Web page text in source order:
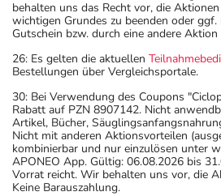
behalten uns das Recht vor, die
wichtigen Grundes zu beenden oder ggf.
Gutschein bzw. durch eine andere Aktion
26: Es gelten die aktuellen
Bestellungen über Vergleichsportale.
30: Bei Verwendung des Coupons
Rabatt auf PZN 8907142. Nicht
Artikel, Bücher,
Nicht mit anderen Aktionsvorteilen
kombinierbar und nur einzulösen unter
APONEO App. Gültig: 06.08.2026 bis
Vorrat reicht. Wir behalten uns vor, die
Keine Barauszahlung.